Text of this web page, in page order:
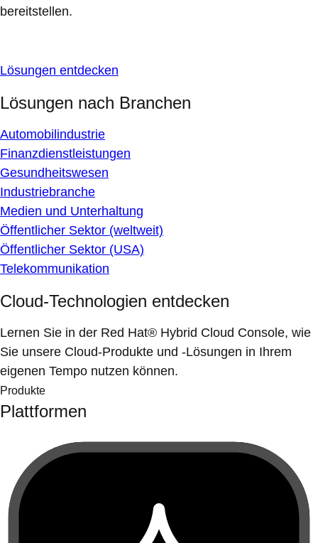
bereitstellen.
Lösungen entdecken
Lösungen nach Branchen
Automobilindustrie
Finanzdienstleistungen
Gesundheitswesen
Industriebranche
Medien und Unterhaltung
Öffentlicher Sektor (weltweit)
Öffentlicher Sektor (USA)
Telekommunikation
Cloud-Technologien entdecken
Lernen Sie in der Red Hat® Hybrid Cloud Console, wie
Sie unsere Cloud-Produkte und -Lösungen in Ihrem
eigenen Tempo nutzen können.
Produkte
Plattformen